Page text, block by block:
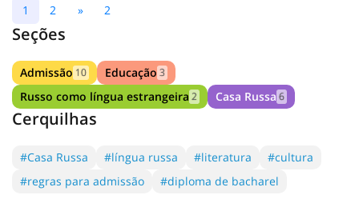
1 2 » 2
Seções
Admissão 10 Educação 3
Russo como língua estrangeira 2 Casa Russa 6
Cerquilhas
#Casa Russa #língua russa #literatura
#cultura
#regras para admissão
#diploma de bacharel